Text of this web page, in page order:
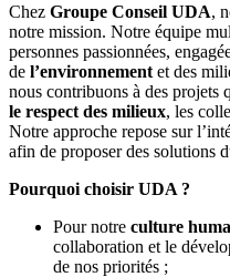
Chez Groupe Conseil UDA,
notre mission. Notre équipe
personnes passionnées,
de l’environnement et des
nous contribuons à des projets
le respect des milieux, les
Notre approche repose sur
afin de proposer des solutions
Pourquoi choisir UDA ?
Pour notre culture
collaboration et le
de nos priorités ;